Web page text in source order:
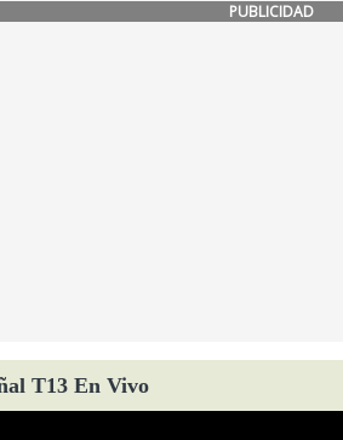
PUBLICIDAD
T13 En Vivo